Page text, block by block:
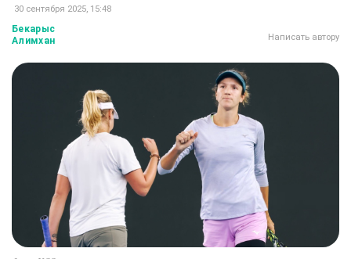
30 сентября 2025, 15:48
Бекарыс
Алимхан
Написать автору